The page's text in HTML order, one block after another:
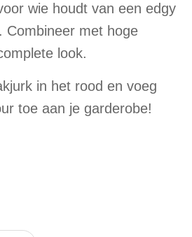
wie houdt van een edgy
Combineer met hoge
look.
in het rood en voeg
toe aan je garderobe!